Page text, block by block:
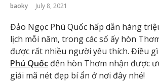
baoky July 8, 2021
Đảo Ngọc Phú Quốc hấp dẫn hàng
lịch mỗi năm, trong các số ấy hòn
được rất nhiều người yêu thích. Điều
Phú Quốc đến hòn Thơm nhận được
giải mã nét đẹp bí ẩn ở nơi đây nhé!